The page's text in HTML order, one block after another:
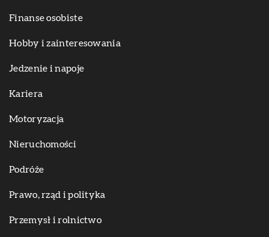
Finanse osobiste
Hobby i zainteresowania
Jedzenie i napoje
Kariera
Motoryzacja
Nieruchomości
Podróże
Prawo, rząd i polityka
Przemysł i rolnictwo